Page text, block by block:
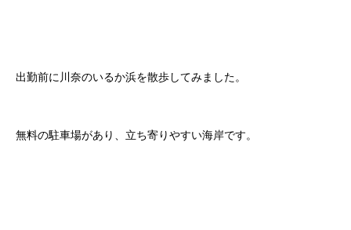
出勤前に川奈のいるか浜を散歩してみました。
無料の駐車場があり、立ち寄りやすい海岸です。